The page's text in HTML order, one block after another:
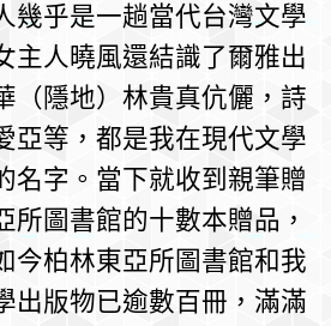
幾乎是一趟當代台灣文學
主人曉風還結識了爾雅出
（隱地）林貴真伉儷，詩
亞等，都是我在現代文學
名字。當下就收到親筆贈
所圖書館的十數本贈品，
今柏林東亞所圖書館和我
出版物已逾數百冊，滿滿